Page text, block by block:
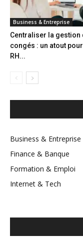
Business & Entreprise
Centraliser la gestion
congés : un atout
RH...
Business & Entreprise
Finance & Banque
Formation & Emploi
Internet & Tech